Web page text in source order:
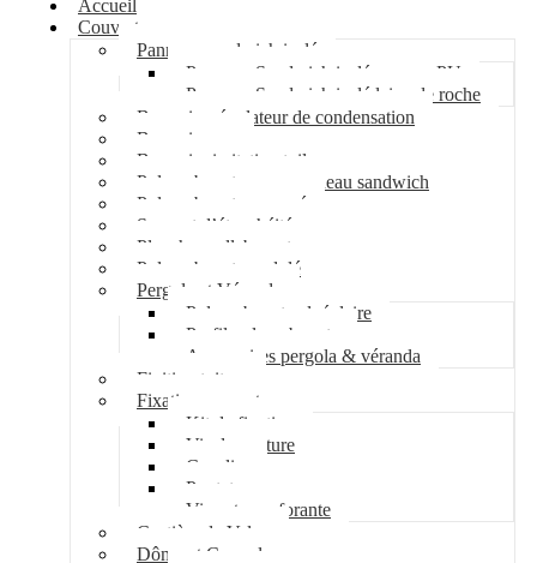
Accueil
Couverture
Panneau sandwich isolé
Panneau Sandwich isolé mousse PU
Panneau Sandwich isolé laine de roche
Bac acier régulateur de condensation
Bac acier sec
Bac acier imitation tuile
Polycarbonate pour panneau sandwich
Polycarbonate nervuré
Support d’étanchéité
Plancher collaborant
Polycarbonate ondulé
Pergola et Véranda
Polycarbonate alvéolaire
Profil polycarbonate
Accessoires pergola & véranda
Finition toiture
Fixation couverture
Kit de fixation
Vis de couture
Cavalier
Pontet
Vis auto-perforante
Costière de Velux
Dôme et Coupole